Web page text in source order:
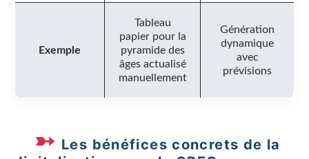
Exemple
Tableau
papier pour la
pyramide des
âges actualisé
manuellement
Génération
dynamique
avec
prévisions
Les bénéfices concrets de la